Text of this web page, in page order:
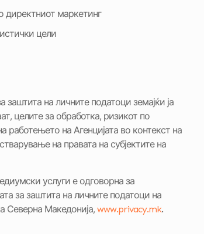
директниот маркетинг
цели
на личните податоци земајќи ја
целите за обработка, ризикот по
работењето на Агенцијата во контекст на
на правата на субјектите на
услуги е одговорна за
за заштита на личните податоци на
Северна Македонија, www.privacy.mk.